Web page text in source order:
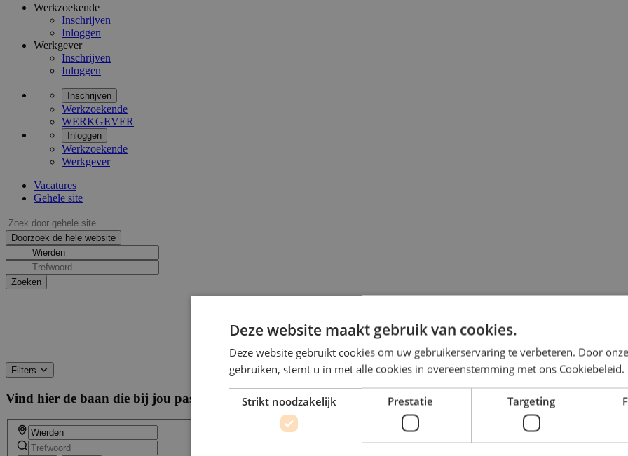
Werkzoekende
Inschrijven
Inloggen
Werkgever
Inschrijven
Inloggen
Inschrijven
Werkzoekende
WERKGEVER
Inloggen
Werkzoekende
Werkgever
Vacatures
Gehele site
Filters
Vind hier de baan die bij jou past
Deze website maakt gebruik van cookies.
Deze website gebruikt cookies om uw gebruikerservaring te verbeteren. Door
gebruiken, stemt u in met alle cookies in overeenstemming met ons Cookiebeleid.
Strikt noodzakelijk Prestatie Targeting